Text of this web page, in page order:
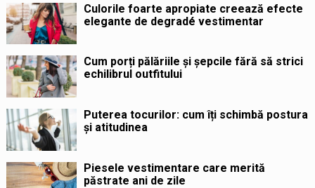
Culorile foarte apropiate creează efecte
elegante de degradé vestimentar
Cum porți pălăriile și șepcile fără să strici
echilibrul outfitului
Puterea tocurilor: cum îți schimbă postura
și atitudinea
Piesele vestimentare care merită
păstrate ani de zile